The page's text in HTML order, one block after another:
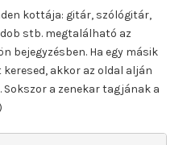
kottája: gitár, szólógitár,
stb. megtalálható az
bejegyzésben. Ha egy másik
akkor az oldal alján
a zenekar tagjának a